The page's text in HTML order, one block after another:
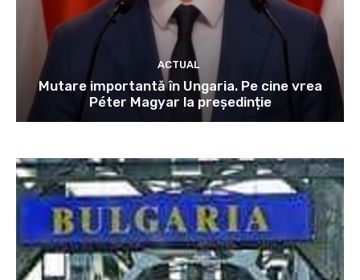
ACTUAL
Mutare importantă în Ungaria. Pe cine vrea
Péter Magyar la președinție